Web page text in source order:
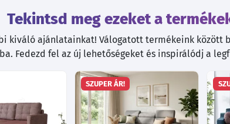
Tekintsd meg ezeket a
kiváló ajánlatainkat! Válogatott termékeink
Fedezd fel az új lehetőségeket és inspirálódj a
SZUPER ÁR!